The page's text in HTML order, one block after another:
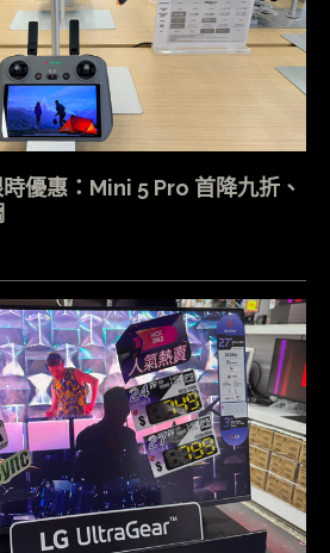
時優惠：Mini 5 Pro 首降九折、